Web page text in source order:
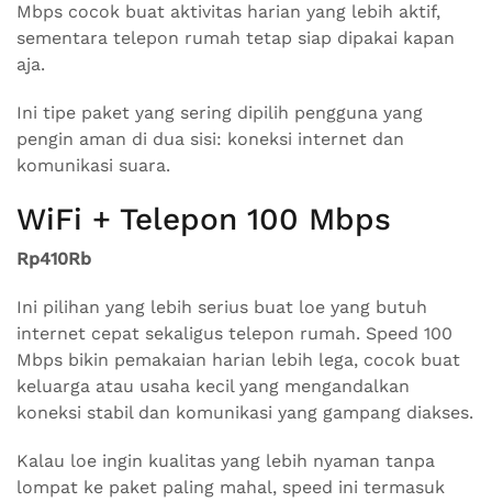
Mbps cocok buat aktivitas harian yang lebih aktif,
sementara telepon rumah tetap siap dipakai kapan
aja.
Ini tipe paket yang sering dipilih pengguna yang
pengin aman di dua sisi: koneksi internet dan
komunikasi suara.
WiFi + Telepon 100 Mbps
Rp410Rb
Ini pilihan yang lebih serius buat loe yang butuh
internet cepat sekaligus telepon rumah. Speed 100
Mbps bikin pemakaian harian lebih lega, cocok buat
keluarga atau usaha kecil yang mengandalkan
koneksi stabil dan komunikasi yang gampang diakses.
Kalau loe ingin kualitas yang lebih nyaman tanpa
lompat ke paket paling mahal, speed ini termasuk